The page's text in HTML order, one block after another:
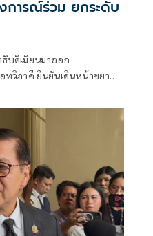
การณ์ร่วม ยกระดับ
บดีเมียนมาออก
ทวิภาคี ยืนยันเดินหน้าขยาย